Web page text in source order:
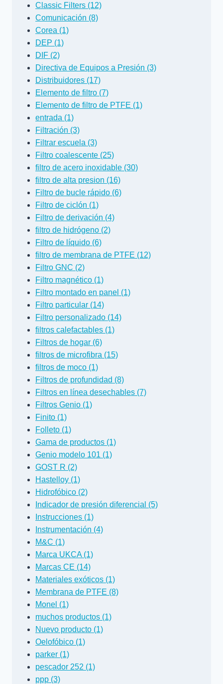
Classic Filters (12)
Comunicación (8)
Corea (1)
DEP (1)
DIF (2)
Directiva de Equipos a Presión (3)
Distribuidores (17)
Elemento de filtro (7)
Elemento de filtro de PTFE (1)
entrada (1)
Filtración (3)
Filtrar escuela (3)
Filtro coalescente (25)
filtro de acero inoxidable (30)
filtro de alta presion (16)
Filtro de bucle rápido (6)
Filtro de ciclón (1)
Filtro de derivación (4)
filtro de hidrógeno (2)
Filtro de líquido (6)
filtro de membrana de PTFE (12)
Filtro GNC (2)
Filtro magnético (1)
Filtro montado en panel (1)
Filtro particular (14)
Filtro personalizado (14)
filtros calefactables (1)
Filtros de hogar (6)
filtros de microfibra (15)
filtros de moco (1)
Filtros de profundidad (8)
Filtros en línea desechables (7)
Filtros Genio (1)
Finito (1)
Folleto (1)
Gama de productos (1)
Genio modelo 101 (1)
GOST R (2)
Hastelloy (1)
Hidrofóbico (2)
Indicador de presión diferencial (5)
Instrucciones (1)
Instrumentación (4)
M&C (1)
Marca UKCA (1)
Marcas CE (14)
Materiales exóticos (1)
Membrana de PTFE (8)
Monel (1)
muchos productos (1)
Nuevo producto (1)
Oelofóbico (1)
parker (1)
pescador 252 (1)
ppp (3)